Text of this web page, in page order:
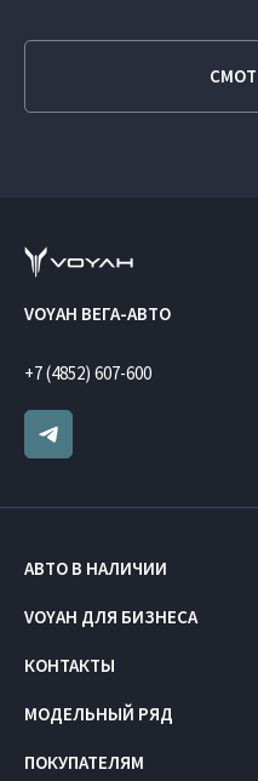
VOYAH ВЕГА-АВТО
+7 (4852) 607-600
АВТО В НАЛИЧИИ
VOYAH ДЛЯ БИЗНЕСА
КОНТАКТЫ
МОДЕЛЬНЫЙ РЯД
ПОКУПАТЕЛЯМ